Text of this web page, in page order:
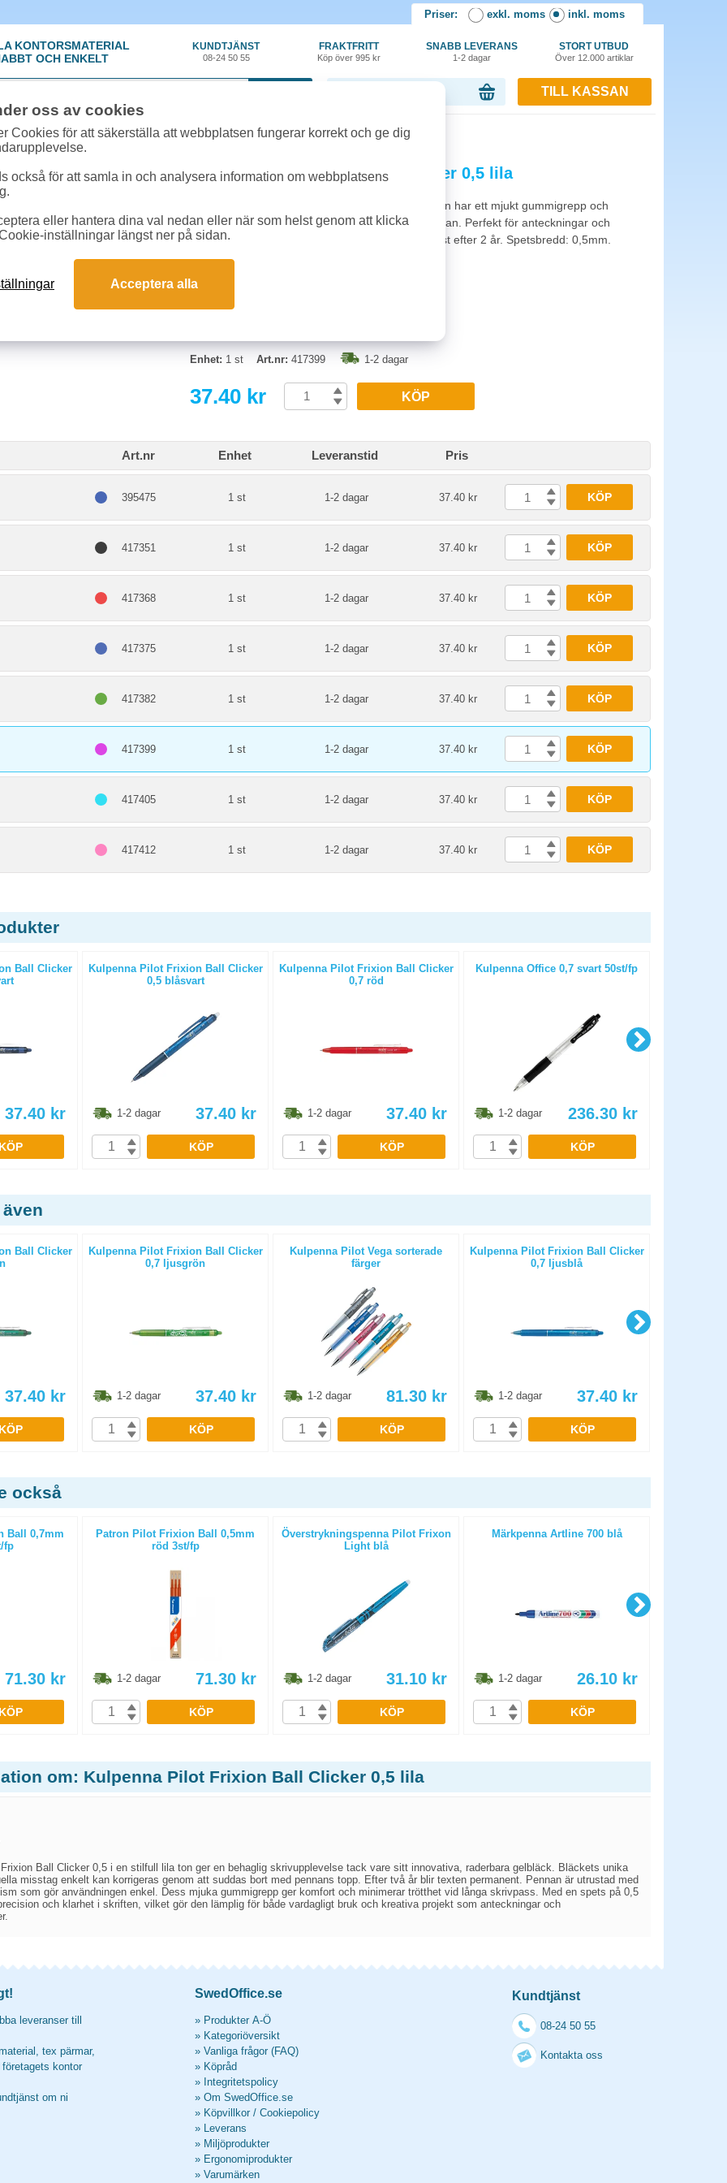
Priser: exkl. moms inkl. moms
KONTORSMATERIAL
OCH ENKELT
KUNDTJÄNST
08-24 50 55
FRAKTFRITT
Köp över 995 kr
SNABB LEVERANS
1-2 dagar
STORT UTBUD
Över 12.000 artiklar
TILL KASSAN
»Penna - Kul»Kulpenna Pilot Frixion Ball Clicker 0,5 lila
Kulpenna Pilot Frixion Ball Clicker 0,5 lila
Raderbar bläckpenna med klickmekanism. Pennan har ett mjukt gummigrepp och
bläcket kan enkelt suddas ut med toppen av pennan. Perfekt för anteckningar och
noteringar i dokument. Bläcket blir permanent först efter 2 år. Spetsbredd: 0,5mm.
Enhet: 1 st Art.nr: 417399 1-2 dagar
37.40 kr KÖP
Art.nr Enhet Leveranstid Pris
395475 1 st 1-2 dagar 37.40 kr KÖP
417351 1 st 1-2 dagar 37.40 kr KÖP
417368 1 st 1-2 dagar 37.40 kr KÖP
417375 1 st 1-2 dagar 37.40 kr KÖP
417382 1 st 1-2 dagar 37.40 kr KÖP
417399 1 st 1-2 dagar 37.40 kr KÖP
417405 1 st 1-2 dagar 37.40 kr KÖP
417412 1 st 1-2 dagar 37.40 kr KÖP
Ball Clicker
37.40 kr
KÖP
Kulpenna Pilot Frixion Ball Clicker
0,5 blåsvart
1-2 dagar 37.40 kr
KÖP
Kulpenna Pilot Frixion Ball Clicker
0,7 röd
1-2 dagar 37.40 kr
KÖP
Kulpenna Office 0,7 svart 50st/fp
1-2 dagar 236.30 kr
KÖP
Ball Clicker
37.40 kr
KÖP
Kulpenna Pilot Frixion Ball Clicker
0,7 ljusgrön
1-2 dagar 37.40 kr
KÖP
Kulpenna Pilot Vega sorterade
färger
1-2 dagar 81.30 kr
KÖP
Kulpenna Pilot Frixion Ball Clicker
0,7 ljusblå
1-2 dagar 37.40 kr
KÖP
också
Ball 0,7mm
fp
71.30 kr
KÖP
Patron Pilot Frixion Ball 0,5mm
röd 3st/fp
1-2 dagar 71.30 kr
KÖP
Överstrykningspenna Pilot Frixon
Light blå
1-2 dagar 31.10 kr
KÖP
Märkpenna Artline 700 blå
1-2 dagar 26.10 kr
KÖP
om: Kulpenna Pilot Frixion Ball Clicker 0,5 lila
Ball Clicker 0,5 i en stilfull lila ton ger en behaglig skrivupplevelse tack vare sitt innovativa, raderbara gelbläck. Bläckets unika
misstag enkelt kan korrigeras genom att suddas bort med pennans topp. Efter två år blir texten permanent. Pennan är utrustad med
som gör användningen enkel. Dess mjuka gummigrepp ger komfort och minimerar trötthet vid långa skrivpass. Med en spets på 0,5
och klarhet i skriften, vilket gör den lämplig för både vardagligt bruk och kreativa projekt som anteckningar och
leveranser till
tex pärmar,
kontor
om ni
SwedOffice.se
» Produkter A-Ö
» Kategoriöversikt
» Vanliga frågor (FAQ)
» Köpråd
» Integritetspolicy
» Om SwedOffice.se
» Köpvillkor / Cookiepolicy
» Leverans
» Miljöprodukter
» Ergonomiprodukter
» Varumärken
Kundtjänst
08-24 50 55
Kontakta oss
oss av cookies
Cookies för att säkerställa att webbplatsen fungerar korrekt och ge dig
också för att samla in och analysera information om webbplatsens
eller hantera dina val nedan eller när som helst genom att klicka
inställningar längst ner på sidan.
Acceptera alla